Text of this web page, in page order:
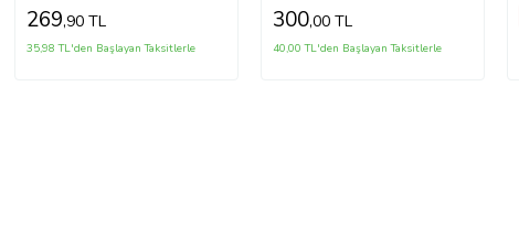
269,90 TL
35,98 TL'den Başlayan Taksitlerle
300,00 TL
40,00 TL'den Başlayan Taksitlerle